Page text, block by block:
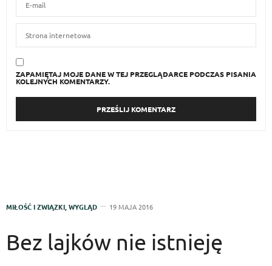
ZAPAMIĘTAJ MOJE DANE W TEJ PRZEGLĄDARCE PODCZAS PISANIA
KOLEJNYCH KOMENTARZY.
MIŁOŚĆ I ZWIĄZKI,WYGLĄD 19 MAJA 2016
Bez lajków nie istnieję